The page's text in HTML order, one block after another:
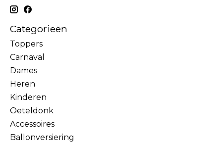
Categorieën
Toppers
Carnaval
Dames
Heren
Kinderen
Oeteldonk
Accessoires
Ballonversiering